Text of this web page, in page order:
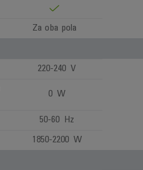
Za oba pola
220-240 V
0 W
50-60 Hz
1850-2200 W